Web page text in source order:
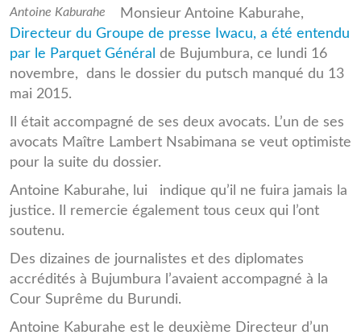
Antoine_Kaburahe.jpg
Antoine Kaburahe
Monsieur Antoine Kaburahe,
Directeur du Groupe de presse Iwacu, a été entendu
par le Parquet Général de Bujumbura, ce lundi 16
novembre, dans le dossier du putsch manqué du 13
mai 2015.
Il était accompagné de ses deux avocats. L’un de ses
avocats Maître Lambert Nsabimana se veut optimiste
pour la suite du dossier.
Antoine Kaburahe, lui indique qu’il ne fuira jamais la
justice. Il remercie également tous ceux qui l’ont
soutenu.
Des dizaines de journalistes et des diplomates
accrédités à Bujumbura l’avaient accompagné à la
Cour Suprême du Burundi.
Antoine Kaburahe est le deuxième Directeur d’un